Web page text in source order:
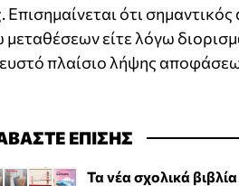
ότι σημαντικός
μεταθέσεων είτε λόγω
πλαίσιο λήψης
ΕΠΙΣΗΣ
Τα νέα σχολικά